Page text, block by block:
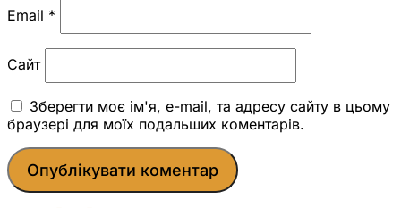
Email *
Сайт
Зберегти моє ім'я, e-mail, та адресу сайту в цьому
браузері для моїх подальших коментарів.